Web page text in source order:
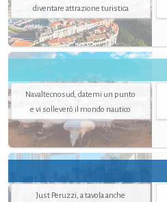
diventare attrazione turistica
Navaltecnosud, datemi un punto
e vi solleverò il mondo nautico
Just Peruzzi, a tavola anche